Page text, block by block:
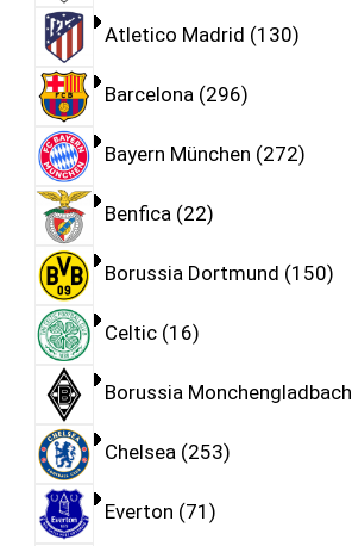
Atletico Madrid 130
Barcelona 296
Bayern München 272
Benfica 22
Borussia Dortmund 150
Celtic 16
Borussia Monchengladbach
Chelsea 253
Everton 71